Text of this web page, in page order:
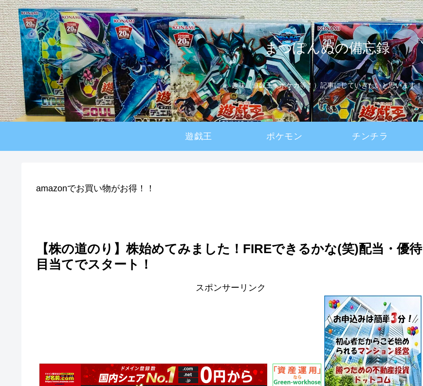
まつぽんぬの備忘録
趣味（遊戯王・ポケカ等！）記事にしていきたいと思います！
遊戯王 ポケモン チンチラ
amazonでお買い物がお得！！
【株の道のり】株始めてみました！FIREできるかな(笑)配当・優待
目当てでスタート！
スポンサーリンク